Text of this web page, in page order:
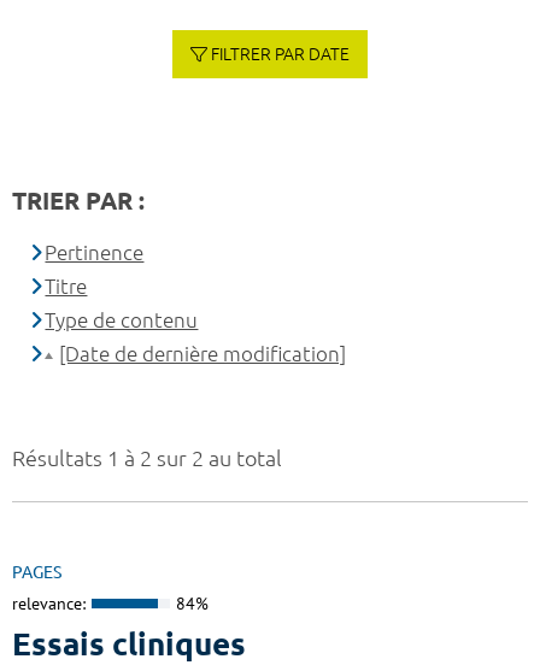
Résultats 1 à 2 sur 2 au total
PAGES
relevance: 84%
Essais cliniques
FILTRER PAR DATE
TRIER PAR :
Pertinence
Titre
Type de contenu
[Date de dernière modification]